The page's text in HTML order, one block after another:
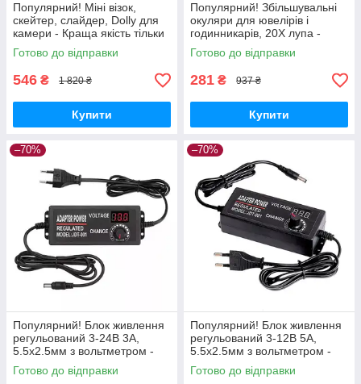
Популярний! Міні візок,
скейтер, слайдер, Dolly для
камери - Краща якість тільки
на Nukleon.com.ua
Готово до відправки
546 ₴ 1 820 ₴
Купити
Популярний! Збільшувальні
окуляри для ювелірів і
годинникарів, 20X лупа -
Краща якість тільки на
Nukleon.com.ua
Готово до відправки
281 ₴ 937 ₴
Купити
–70%
Популярний! Блок живлення
регульований 3-24В 3А,
5.5x2.5мм з вольтметром -
Краща якість тільки на
Nukleon.com.ua
Готово до відправки
–70%
Популярний! Блок живлення
регульований 3-12В 5А,
5.5x2.5мм з вольтметром -
Краща якість тільки на
Nukleon.com.ua
Готово до відправки